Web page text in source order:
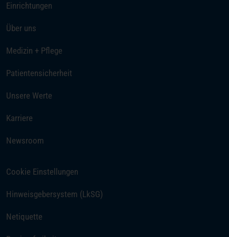
Einrichtungen
Über uns
Medizin + Pflege
Patientensicherheit
Unsere Werte
Karriere
Newsroom
Cookie Einstellungen
Hinweisgebersystem (LkSG)
Netiquette